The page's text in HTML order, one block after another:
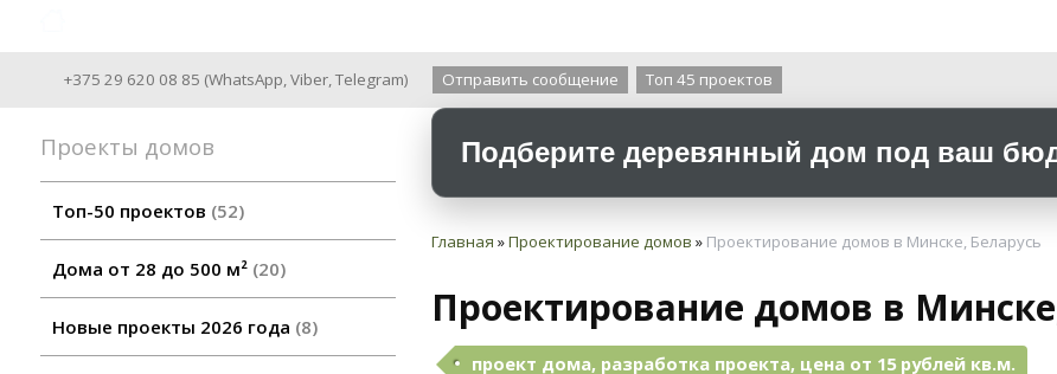
+375 29 620 08 85 (WhatsApp,Viber,Telegram) Отправить сообщение Топ 45 проектов
Проекты домов
Топ-50 проектов 52
Дома от 28 до 500 м² 20
Новые проекты 2026 года 8
Подберите деревянный дом под ваш
Главная »Проектирование домов » Проектирование домов в Минске, Беларусь
Проектирование домов в
проект дома, разработка проекта, цена от 15 рублей кв.м.